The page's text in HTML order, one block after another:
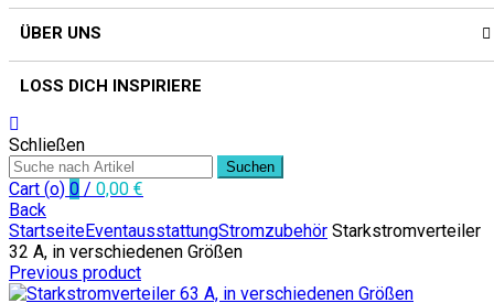
ÜBER UNS
LOSS DICH INSPIRIERE
Schließen
Suchen
Cart (o) 0 / 0,00 €
Back
StartseiteEventausstattungStromzubehör Starkstromverteiler
32 A, in verschiedenen Größen
Previous product